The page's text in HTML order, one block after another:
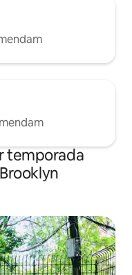
temporada